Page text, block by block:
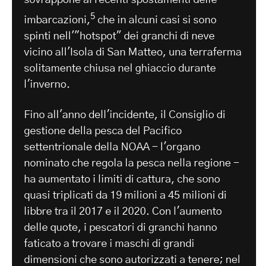
imbarcazioni, 5 che in alcuni casi si sono
spinti nell'"hotspot" dei granchi di neve
vicino all'Isola di San Matteo, una terraferma
solitamente chiusa nel ghiaccio durante
l'inverno.
Fino all'anno dell'incidente, il Consiglio di
gestione della pesca del Pacifico
settentrionale della NOAA - l'organo
nominato che regola la pesca nella regione -
ha aumentato i limiti di cattura, che sono
quasi triplicati da 19 milioni a 45 milioni di
libbre tra il 2017 e il 2020. Con l'aumento
delle quote, i pescatori di granchi hanno
faticato a trovare i maschi di grandi
dimensioni che sono autorizzati a tenere; nel